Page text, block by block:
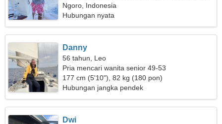
wanita yang menawan
Ngoro, Indonesia
Hubungan nyata
Danny
56 tahun, Leo
Pria mencari wanita senior 49-53
177 cm (5'10"), 82 kg (180 pon)
Hubungan jangka pendek
Dwi